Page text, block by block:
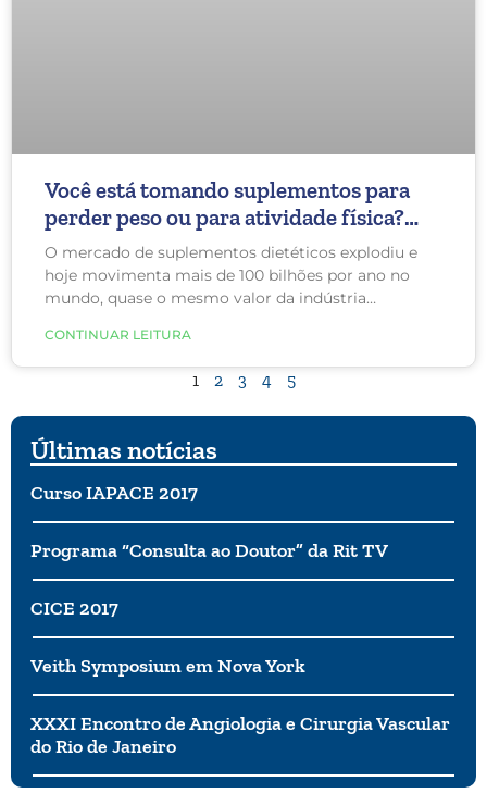
Você está tomando suplementos para
perder peso ou para atividade física?
Cuidado!
O mercado de suplementos dietéticos explodiu e
hoje movimenta mais de 100 bilhões por ano no
mundo, quase o mesmo valor da indústria
expandir. Se você visualizar e acreditar nos
anúncios, os suplementos podem melhorar a sua
memória, saúde articular, saúde cardíaca, função
sexual, secar a barriga e melhorar o seu bem-estar
muito clara: muitos suplementos, talvez a maioria,
pouco para melhorar a saúde ou combater doenças.
CONTINUAR LEITURA
1 2 3 4 5
Últimas notícias
Curso IAPACE 2017
Programa “Consulta ao Doutor” da Rit TV
CICE 2017
Veith Symposium em Nova York
XXXI Encontro de Angiologia e Cirurgia Vascular
do Rio de Janeiro